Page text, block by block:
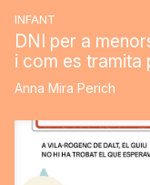
INFANT
DNI per a
i com es tramita
Anna Mira Perich